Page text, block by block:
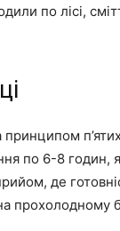
по лісі,
по 6-8 годин,
де
прохолодному